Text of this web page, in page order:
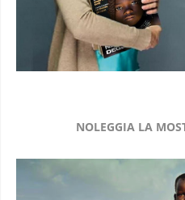
NOLEGGIA LA